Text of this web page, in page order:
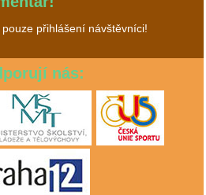
přihlášení návštěvníci!
nás: